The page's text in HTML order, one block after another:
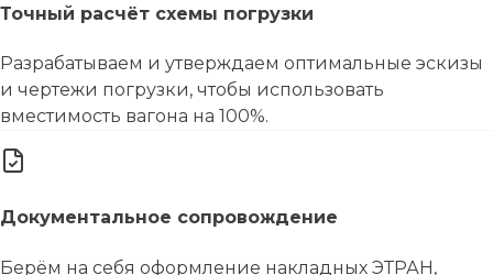
Точный расчёт схемы погрузки
Разрабатываем и утверждаем оптимальные эскизы
и чертежи погрузки, чтобы использовать
вместимость вагона на 100%.
Документальное сопровождение
Берём на себя оформление накладных ЭТРАН,